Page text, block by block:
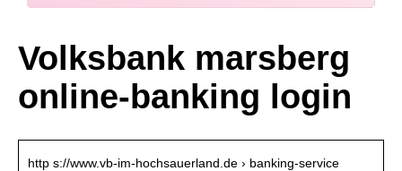
Volksbank marsberg
online-banking login
http s://www.vb-im-hochsauerland.de › banking-service